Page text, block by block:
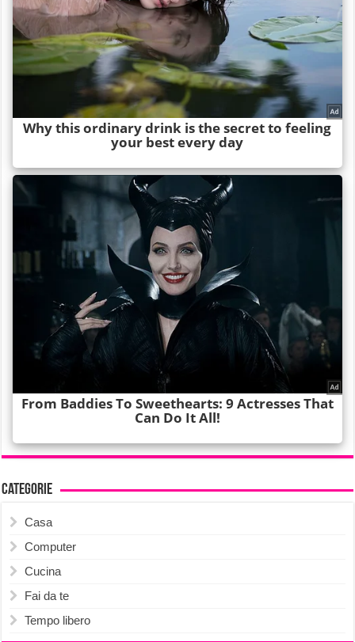
Categorie
Casa
Computer
Cucina
Fai da te
Tempo libero